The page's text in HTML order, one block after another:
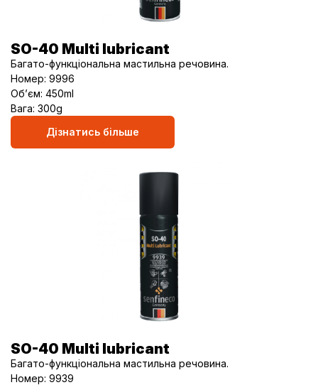
SO-40 Multi lubricant
Багато-функціональна мастильна речовина.
Номер: 9996
Об’єм: 450ml
Вага: 300g
Дізнатись більше
SO-40 Multi lubricant
Багато-функціональна мастильна речовина.
Номер: 9939